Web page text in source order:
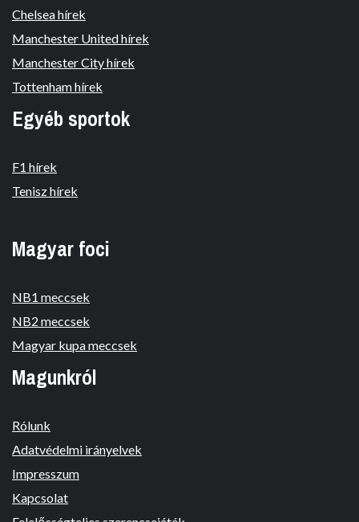
Chelsea hírek
Manchester United hírek
Manchester City hírek
Tottenham hírek
Egyéb sportok
F1 hírek
Tenisz hírek
Magyar foci
NB1 meccsek
NB2 meccsek
Magyar kupa meccsek
Magunkról
Rólunk
Adatvédelmi irányelvek
Impresszum
Kapcsolat